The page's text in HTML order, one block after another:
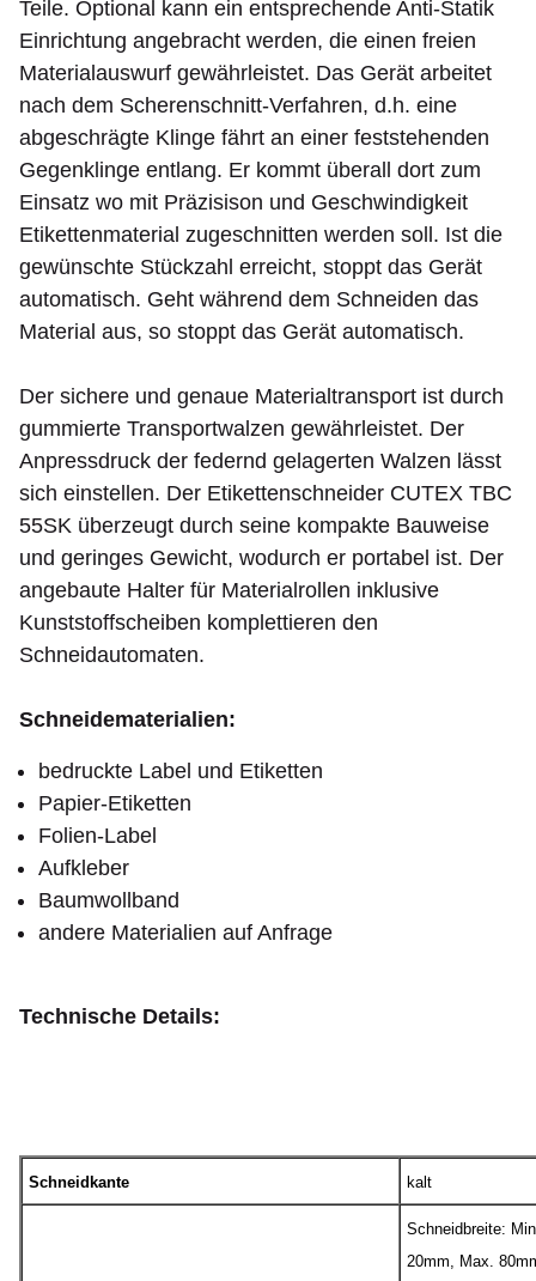
Teile. Optional kann ein entsprechende Anti-Statik
Einrichtung angebracht werden, die einen freien
Materialauswurf gewährleistet. Das Gerät arbeitet
nach dem Scherenschnitt-Verfahren, d.h. eine
abgeschrägte Klinge fährt an einer feststehenden
Gegenklinge entlang. Er kommt überall dort zum
Einsatz wo mit Präzisison und Geschwindigkeit
Etikettenmaterial zugeschnitten werden soll. Ist die
gewünschte Stückzahl erreicht, stoppt das Gerät
automatisch. Geht während dem Schneiden das
Material aus, so stoppt das Gerät automatisch.
Der sichere und genaue Materialtransport ist durch
gummierte Transportwalzen gewährleistet. Der
Anpressdruck der federnd gelagerten Walzen lässt
sich einstellen. Der Etikettenschneider CUTEX TBC
55SK überzeugt durch seine kompakte Bauweise
und geringes Gewicht, wodurch er portabel ist. Der
angebaute Halter für Materialrollen inklusive
Kunststoffscheiben komplettieren den
Schneidautomaten.
Schneidematerialien:
bedruckte Label und Etiketten
Papier-Etiketten
Folien-Label
Aufkleber
Baumwollband
andere Materialien auf Anfrage
Technische Details:
Schneidkante kalt
Schneidbreite:
20mm, Max.